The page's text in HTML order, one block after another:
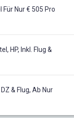
Für Nur € 505 Pro
HP, Inkl. Flug &
& Flug, Ab Nur